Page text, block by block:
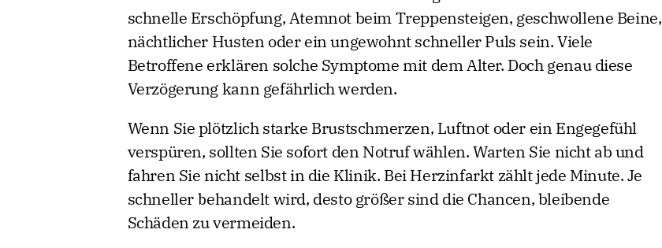
schnelle Erschöpfung, Atemnot beim Treppensteigen, geschwollene Beine,
nächtlicher Husten oder ein ungewohnt schneller Puls sein. Viele
Betroffene erklären solche Symptome mit dem Alter. Doch genau diese
Verzögerung kann gefährlich werden.
Wenn Sie plötzlich starke Brustschmerzen, Luftnot oder ein Engegefühl
verspüren, sollten Sie sofort den Notruf wählen. Warten Sie nicht ab und
fahren Sie nicht selbst in die Klinik. Bei Herzinfarkt zählt jede Minute. Je
schneller behandelt wird, desto größer sind die Chancen, bleibende
Schäden zu vermeiden.